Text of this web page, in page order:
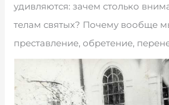
удивляются: зачем столько
телам святых? Почему вообще
преставление, обретение,